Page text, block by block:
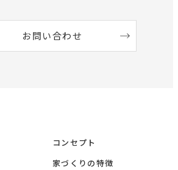
お問い合わせ
コンセプト
家づくりの特徴